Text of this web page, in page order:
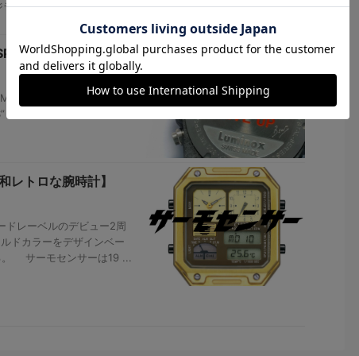
ール・ペルゴの輸入代理
ミリタリーウ
（ルミノック
”BEAR GRYLLS
トロな腕時計】
レーベルのデビュー2周
ドカラーをデザインベー
。 サーモセンサーは19 ...